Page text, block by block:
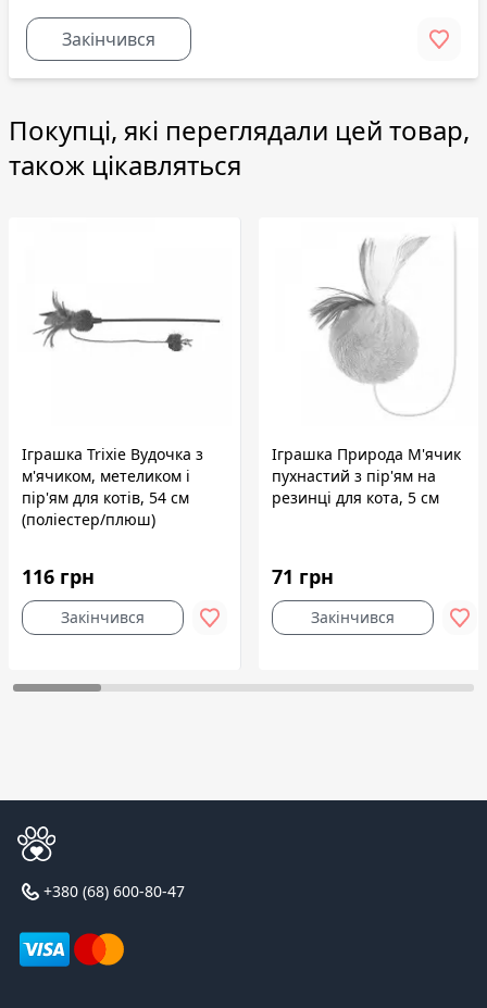
Закінчився
Покупці, які переглядали цей товар,
також цікавляться
Іграшка Trixie Вудочка з
м'ячиком, метеликом і
пір'ям для котів, 54 см
(поліестер/плюш)
116 грн
Закінчився
Іграшка Природа М'ячик
пухнастий з пір'ям на
резинці для кота, 5 см
71 грн
Закінчився
+380 (68) 600-80-47